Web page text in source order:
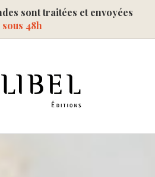
sont traitées et envoyées
sous 48h